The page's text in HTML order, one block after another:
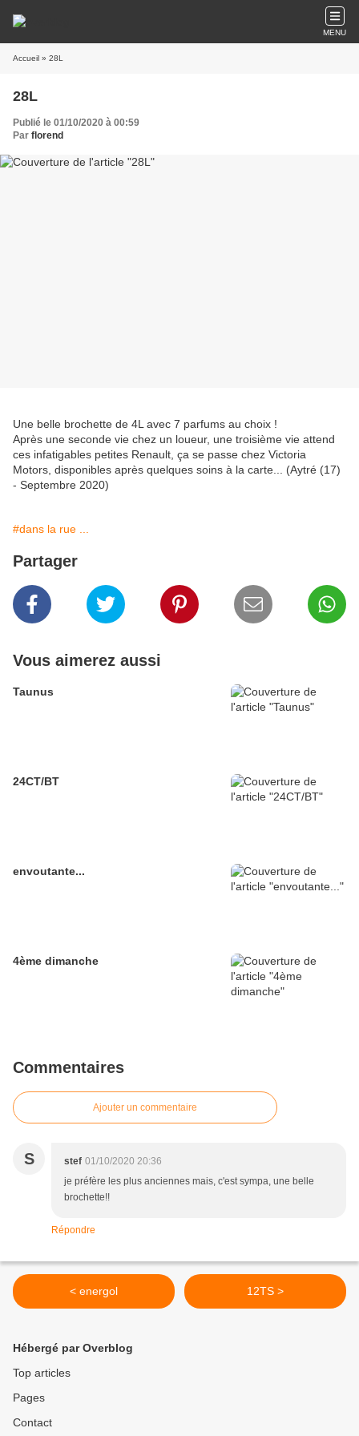
MENU
Accueil » 28L
28L
Publié le 01/10/2020 à 00:59
Par florend
Une belle brochette de 4L avec 7 parfums au choix !
Après une seconde vie chez un loueur, une troisième vie attend
ces infatigables petites Renault, ça se passe chez Victoria
Motors, disponibles après quelques soins à la carte... (Aytré (17)
- Septembre 2020)
#dans la rue ...
Partager
Vous aimerez aussi
Taunus
24CT/BT
envoutante...
4ème dimanche
Commentaires
Ajouter un commentaire
S stef 01/10/2020 20:36
je préfère les plus anciennes mais, c'est sympa, une belle
brochette!!
Répondre
< energol 12TS >
Hébergé par Overblog
Top articles
Pages
Contact